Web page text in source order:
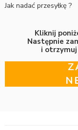
Jak nadać przesyłkę ?
Kliknij
Następnie
i